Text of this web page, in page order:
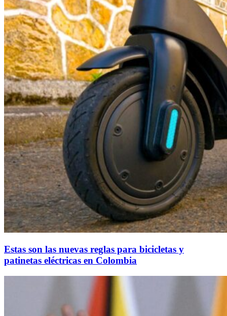
Estas son las nuevas reglas para bicicletas y
patinetas eléctricas en Colombia